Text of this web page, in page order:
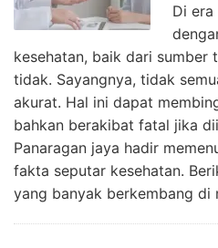
Di
kesehatan, baik dari sumber
tidak. Sayangnya, tidak
akurat. Hal ini dapat
bahkan berakibat fatal jika
Panaragan jaya hadir
fakta seputar kesehatan.
yang banyak berkembang di